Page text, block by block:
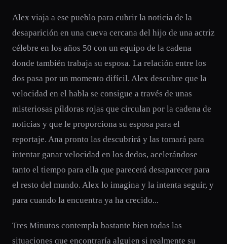
Alex viaja a ese pueblo para cubrir la noticia de la
desaparición en una cueva cercana del hijo de una actriz
célebre en los años 50 con un equipo de la cadena
donde también trabaja su esposa. La relación entre los
dos pasa por un momento difícil. Alex descubre que la
velocidad en el habla se consigue a través de unas
misteriosas píldoras rojas que circulan por la cadena de
noticias y que le proporciona su esposa para el
reportaje. Ana pronto las descubrirá y las tomará para
intentar ganar velocidad en los dedos, acelerándose
tanto el tiempo para ella que parecerá desaparecer para
el resto del mundo. Alex lo imagina y la intenta seguir, y
para cuando la encuentra ya ha crecido...
Tres Minutos contempla bastante bien todas las
situaciones que encontraría alguien si realmente su